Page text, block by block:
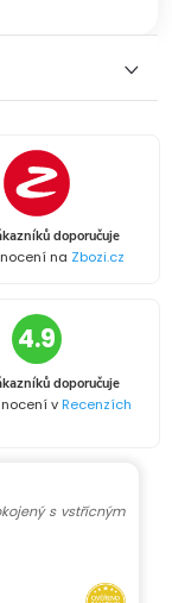
doporučuje
na Zbozi.cz
4.9
doporučuje
vRecenzích
s vstřícným